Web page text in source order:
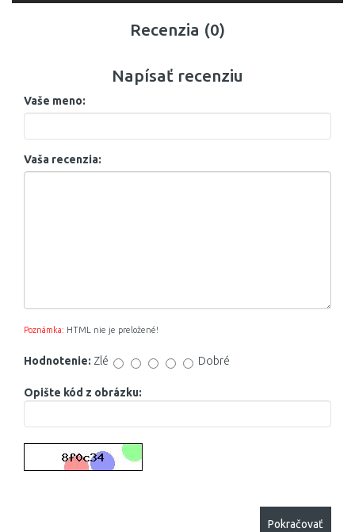
Recenzia (0)
Napísať recenziu
Vaše meno:
Vaša recenzia:
Poznámka: HTML nie je preložené!
Hodnotenie: Zlé Dobré
Opište kód z obrázku:
Pokračovať